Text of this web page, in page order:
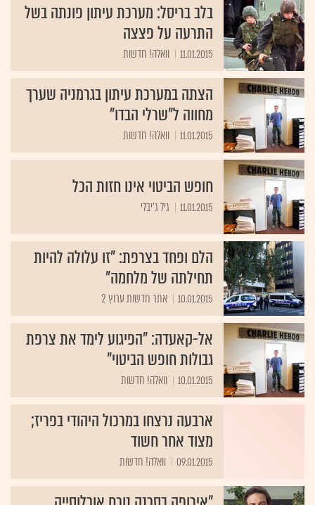
בלב בריסל: מערכת עיתון פונתה בשל
התרעה על פצצה
11.01.2015 וואלה! חדשות
הצתה במערכת עיתון בגרמניה שערך
מחווה ל"שרלי הבדו"
11.01.2015 וואלה! חדשות
חופש הביטוי אינו חזות הכל
11.01.2015 גיל ג'יבלי
הלם ופחד בצרפת: "זו עלולה להיות
תחילתה של מלחמה"
10.01.2015 אתר חדשות ערוץ 2
אל-קאעדה: "הפיגוע לימד את צרפת
גבולות חופש הביטוי"
10.01.2015 וואלה! חדשות
ארבעה נרצחו במרכול היהודי בפריז;
מצוד אחר חשוד
09.01.2015 וואלה! חדשות